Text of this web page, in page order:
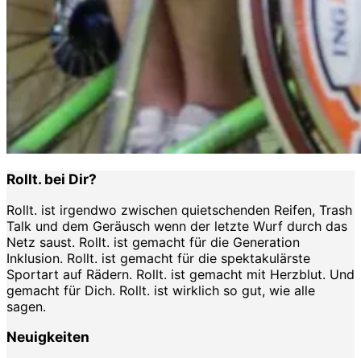
Rollt. bei Dir?
Rollt. ist irgendwo zwischen quietschenden Reifen, Trash
Talk und dem Geräusch wenn der letzte Wurf durch das
Netz saust. Rollt. ist gemacht für die Generation
Inklusion. Rollt. ist gemacht für die spektakulärste
Sportart auf Rädern. Rollt. ist gemacht mit Herzblut. Und
gemacht für Dich. Rollt. ist wirklich so gut, wie alle
sagen.
Neuigkeiten